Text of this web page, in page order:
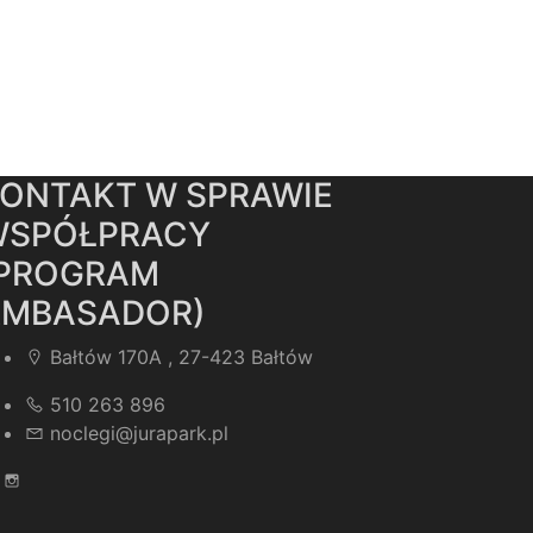
W SPRAWIE
Bałtów 170A , 27-423 Bałtów
510 263 896
noclegi@jurapark.pl